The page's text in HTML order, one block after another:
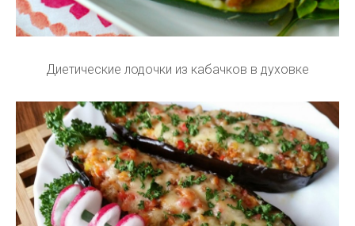
Диетические лодочки из кабачков в духовке